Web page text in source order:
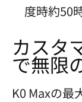
度時約50
カスタ
で無限
K0 Maxの最